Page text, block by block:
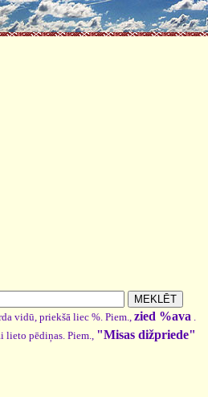
vidū, priekšā liec %. Piem.,zied %ava .
lieto pēdiņas. Piem., "Misas dižpriede"